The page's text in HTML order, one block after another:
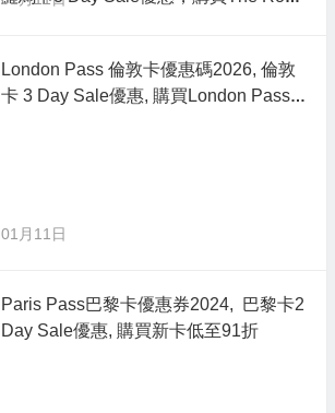
London Pass 倫敦卡優惠碼2026, 倫敦
卡 3 Day Sale優惠, 購買London Pass
01月11日
Paris Pass巴黎卡優惠券2024, 巴黎卡2
Day Sale優惠, 購買新卡低至91折